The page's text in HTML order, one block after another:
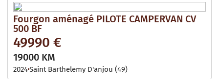
Fourgon aménagé PILOTE CAMPERVAN CV
500 BF
49990 €
19000 KM
2024Saint Barthelemy D'anjou (49)